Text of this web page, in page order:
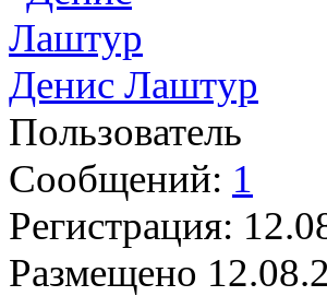
Денис Лаштур
Пользователь
Сообщений: 1
Регистрация:
Размещено